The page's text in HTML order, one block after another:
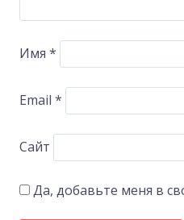
Имя *
Email *
Сайт
Да, добавьте меня в